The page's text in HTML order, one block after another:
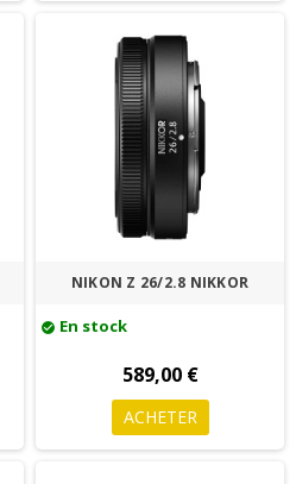
NIKON Z 26/2.8 NIKKOR
check_circle En stock
589,00 €
ACHETER